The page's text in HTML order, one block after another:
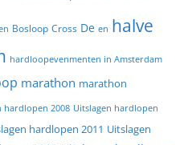
Bosloop Cross De en halve
hardloopevenmenten in Amsterdam
marathon marathon
hardlopen 2008 Uitslagen hardlopen
hardlopen 2011 Uitslagen